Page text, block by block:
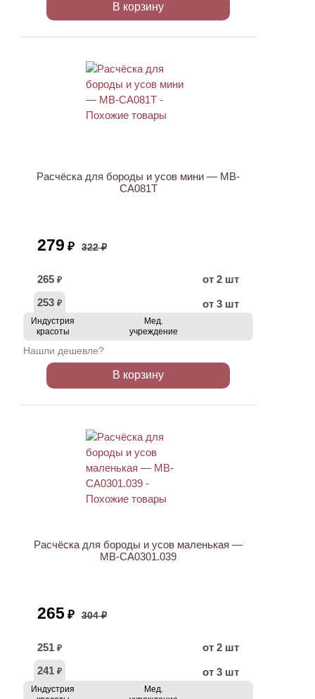
В корзину
Расчёска для бороды и усов мини — MB-
CA081T
279 ₽ 322 ₽
265 ₽
от 2 шт
253 ₽ от 3 шт
Индустрия
красоты
Мед.
учреждение
Нашли дешевле?
В корзину
Расчёска для бороды и усов маленькая —
MB-CA0301.039
265 ₽ 304 ₽
251 ₽
от 2 шт
241 ₽ от 3 шт
Индустрия
Мед.